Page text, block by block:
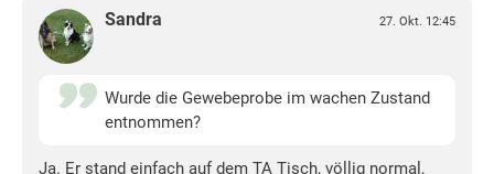
Sandra 27. Okt. 12:45
Wurde die Gewebeprobe im wachen Zustand
entnommen?
Ja. Er stand einfach auf dem TA Tisch, völlig normal,